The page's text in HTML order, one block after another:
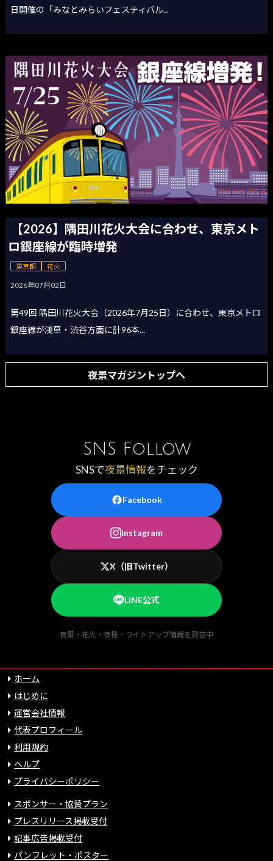
日開催の「みなとみらいフェスティバル...
【2026】隅田川花火大会に合わせ、東京メト
ロ銀座線が臨時増発
東京都 花火
2026年07月02日
第49回 隅田川花火大会（2026年7月25日）に合わせ、東京メトロ
銀座線が浅草・渋谷方面に計96本...
夜景マガジントップへ
SNS Follow
SNSで夜景情報をチェック
Facebook
Instagram
X（旧Twitter）
LINE公式
夜景・花火・夜桜・ライトアップ情報を発信中
ホーム
はじめに
運営会社情報
代表プロフィール
利用規約
ヘルプ
プライバシーポリシー
スポンサー・協賛プラン
プレスリリース掲載受付
記事広告掲載受付
パンフレット・ポスター